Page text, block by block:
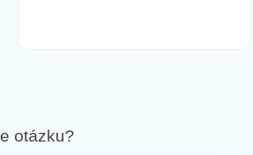
otázku?